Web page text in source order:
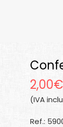
2,00€
(IVA
Ref.: